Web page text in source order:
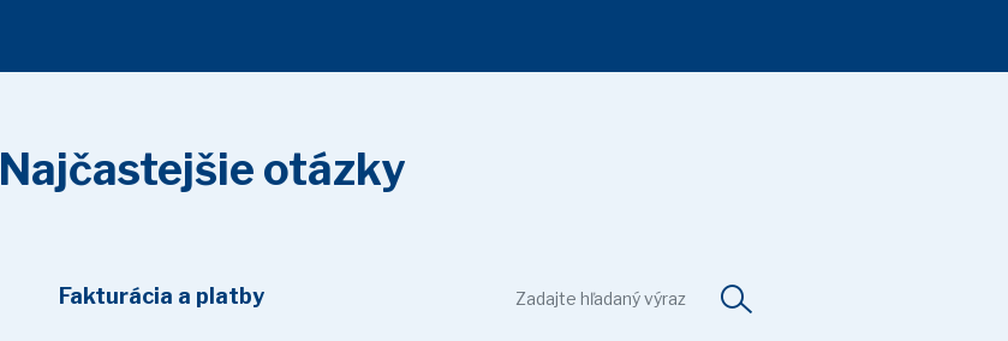
Najčastejšie otázky
Fakturácia a platby